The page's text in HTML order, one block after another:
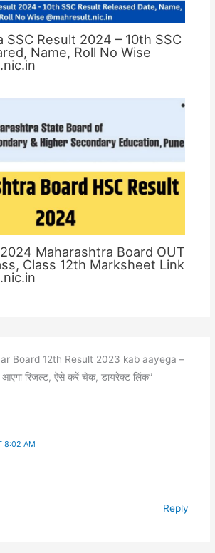
SSC Result 2024 – 10th SSC
Name, Roll No Wise
Maharashtra Board OUT
Class 12th Marksheet Link
Board 12th Result 2023 kab aayega –
आएगा रिजल्ट, ऐसे करें चेक, डायरेक्ट लिंक”
8:02 AM
Reply